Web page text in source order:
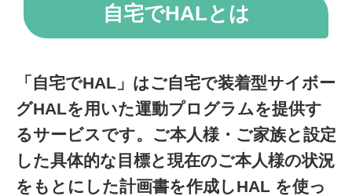
自宅でHALとは
「自宅でHAL」はご自宅で装着型サイボー
グHALを用いた運動プログラムを提供す
るサービスです。ご本人様・ご家族と設定
した具体的な目標と現在のご本人様の状況
をもとにした計画書を作成しHAL を使っ